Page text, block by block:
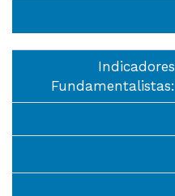
Indicadores
Fundamentalistas: